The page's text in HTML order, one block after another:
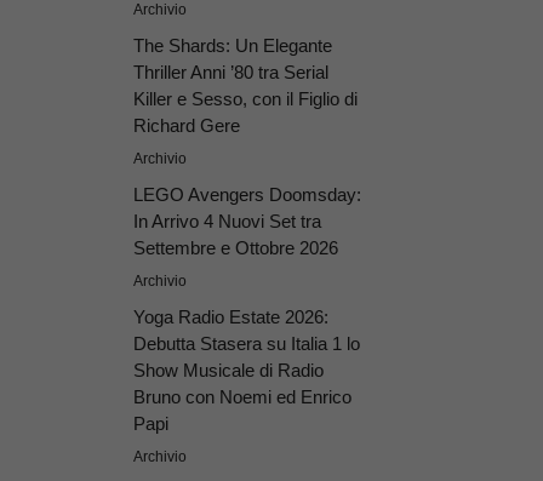
Archivio
The Shards: Un Elegante
Thriller Anni ’80 tra Serial
Killer e Sesso, con il Figlio di
Richard Gere
Archivio
LEGO Avengers Doomsday:
In Arrivo 4 Nuovi Set tra
Settembre e Ottobre 2026
Archivio
Yoga Radio Estate 2026:
Debutta Stasera su Italia 1 lo
Show Musicale di Radio
Bruno con Noemi ed Enrico
Papi
Archivio